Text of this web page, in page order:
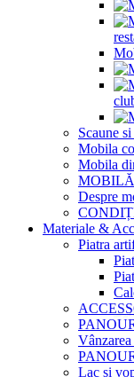
Scaune si
Mobila
Mobila
Despre
Materiale &
Piatra
Lac si